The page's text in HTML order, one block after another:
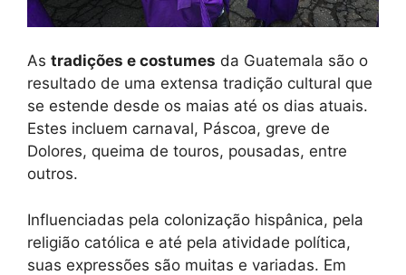
As tradições e costumes da Guatemala são o
resultado de uma extensa tradição cultural que
se estende desde os maias até os dias atuais.
Estes incluem carnaval, Páscoa, greve de
Dolores, queima de touros, pousadas, entre
outros.
Influenciadas pela colonização hispânica, pela
religião católica e até pela atividade política,
suas expressões são muitas e variadas. Em